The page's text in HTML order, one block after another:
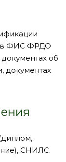
в ФИС ФРДО
об
документах
СНИЛС.